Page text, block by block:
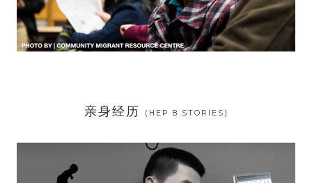
亲身经历 (HEP B STORIES)